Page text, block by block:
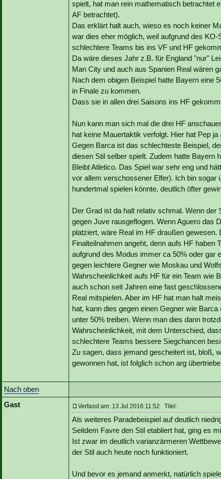
spielt, hat man rein mathematisch betrachtet
AF betrachtet).
Das erklärt halt auch, wieso es noch keiner
war dies eher möglich, weil aufgrund des
schlechtere Teams bis ins VF und HF
Da wäre dieses Jahr z.B. für England "nur"
Man City und auch aus Spanien Real wären
Nach dem obigen Beispiel hatte Bayern eine
in Finale zu kommen.
Dass sie in allen drei Saisons ins HF
Nun kann man sich mal die drei HF
hat keine Mauertaktik verfolgt. Hier hat Pep
Gegen Barca ist das schlechteste Beispiel,
diesen Stil selber spielt. Zudem hatte Bayern
Bleibt Atletico. Das Spiel war sehr eng und
vor allem verschossener Elfer). Ich bin sogar
hundertmal spielen könnte, deutlich öfter
Der Grad ist da halt relativ schmal. Wenn
gegen Juve rausgeflogen. Wenn Aguero das
platziert, wäre Real im HF draußen
Finalteilnahmen angeht, denn aufs HF haben
aufgrund des Modus immer ca 50% oder gar
gegen leichtere Gegner wie Moskau und
Wahrscheinlichkeit aufs HF für ein Team wie
auch schon seit Jahren eine fast
Real mitspielen. Aber im HF hat man halt
hat, kann dies gegen einen Gegner wie
unter 50% treiben. Wenn man dies dann
Wahrscheinlichkeit, mit dem Unterschied,
schlechtere Teams bessere Siegchancen
Zu sagen, dass jemand gescheitert ist, bloß,
gewonnen hat, ist folglich schon arg
Nach oben
Gast
Verfasst am: 13 Jul 2016 11:52 Titel:
Als weiteres Paradebeispiel auf deutlich
Seitdem Favre den Stil etabliert hat, ging es
Ist zwar im deutlich varianzärmeren
der Stil auch heute noch funktioniert.
Und bevor es jemand anmerkt, natürlich